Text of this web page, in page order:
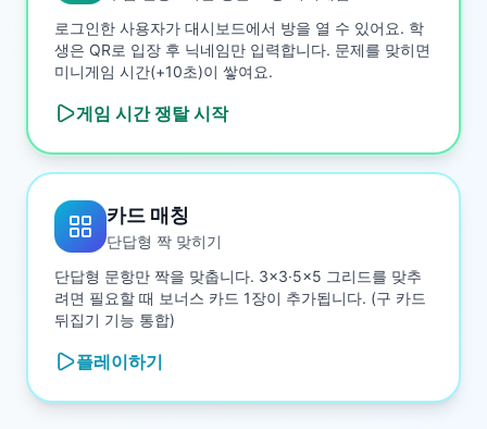
로그인한 사용자가 대시보드에서 방을 열 수 있어요. 학
생은 QR로 입장 후 닉네임만 입력합니다. 문제를 맞히면
미니게임 시간(+10초)이 쌓여요.
게임 시간 쟁탈시작
카드 매칭
단답형 짝 맞히기
단답형 문항만 짝을 맞춥니다. 3×3·5×5 그리드를 맞추
려면 필요할 때 보너스 카드 1장이 추가됩니다. (구 카드
뒤집기 기능 통합)
플레이하기